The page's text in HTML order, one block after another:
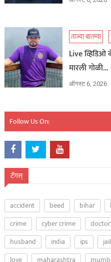
ताज्या बातम्या
Live व्हिडिओ
मारली गोळी…
ऑगस्ट 6, 2026
Follow Us On:
टॅगस्
accident beed bihar
crime
cyber crime doctor
husband
india ips jail